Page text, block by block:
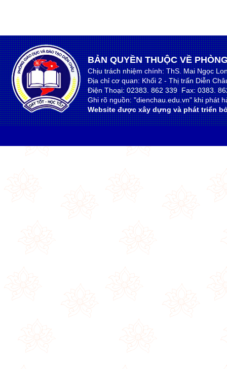
BẢN QUYỀN THUỘC VỀ
Chịu trách nhiệm chính: ThS. Mai Ngọc
Địa chỉ cơ quan: Khối 2 - Thị trấn Diễn
Điện Thoại: 02383. 862 339 Fax: 0383.
Ghi rõ nguồn: "dienchau.edu.vn" khi phát
Website được xây dựng và phát triển